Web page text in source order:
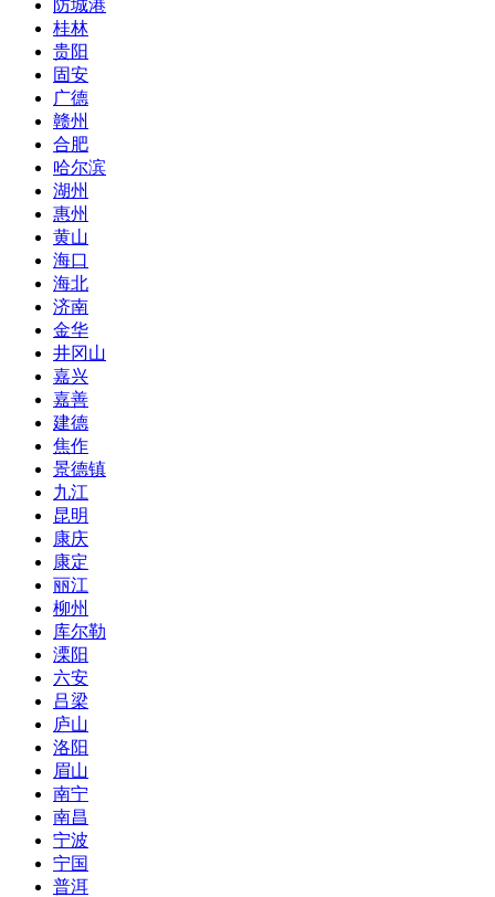
防城港
桂林
贵阳
固安
广德
赣州
合肥
哈尔滨
湖州
惠州
黄山
海口
海北
济南
金华
井冈山
嘉兴
嘉善
建德
焦作
景德镇
九江
昆明
康庆
康定
丽江
柳州
库尔勒
溧阳
六安
吕梁
庐山
洛阳
眉山
南宁
南昌
宁波
宁国
普洱